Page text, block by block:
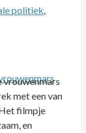
politiek,
vrouwenmars
met een van
filmpje
en